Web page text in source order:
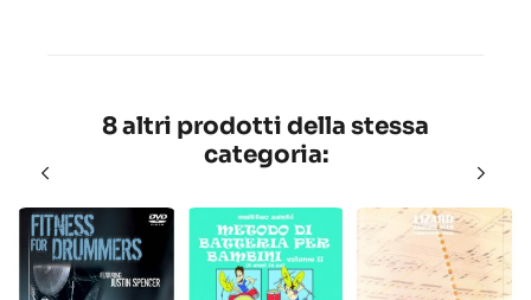
8 altri prodotti della stessa
categoria: